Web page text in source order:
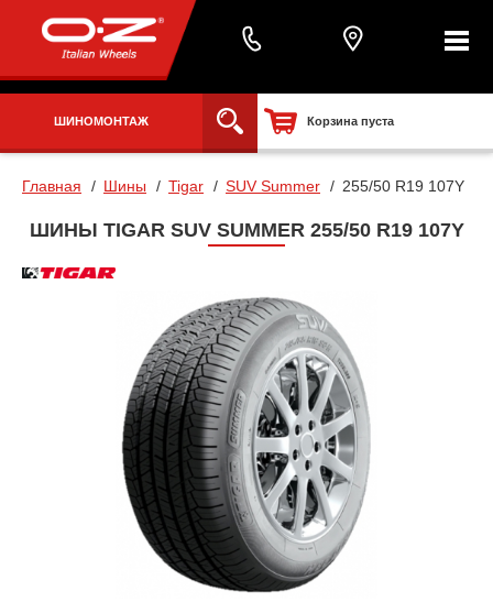
ШИНОМОНТАЖ Корзина пуста
Главная Шины Tigar SUV Summer 255/50 R19 107Y
ШИНЫ TIGAR SUV SUMMER 255/50 R19 107Y